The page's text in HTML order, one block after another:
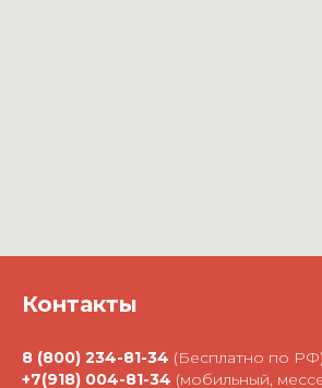
Контакты
8 (800) 234-81-34 (Бесплатно по РФ)
+7(918) 004-81-34 (мобильный,